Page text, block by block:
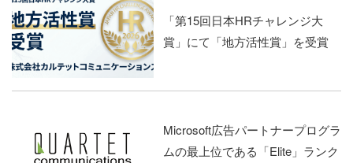
「第15回日本HRチャレンジ大
賞」にて「地方活性賞」を受賞
Microsoft広告パートナープログラ
ムの最上位である「Elite」ランク